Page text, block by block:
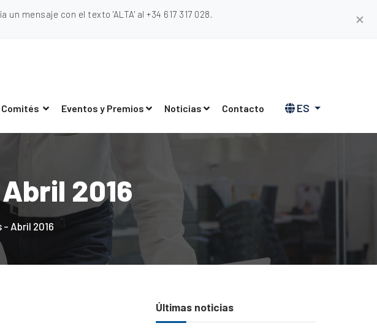
un mensaje con el texto 'ALTA' al +34 617 317 028. ✕
Comités Eventos y Premios Noticias Contacto ES
2016
- Abril 2016
Últimas noticias